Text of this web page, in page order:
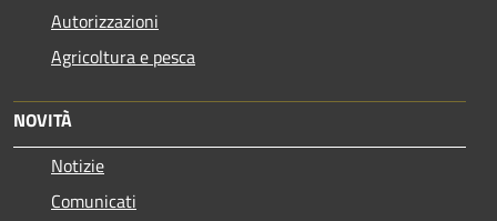
Autorizzazioni
Agricoltura e pesca
NOVITÀ
Notizie
Comunicati